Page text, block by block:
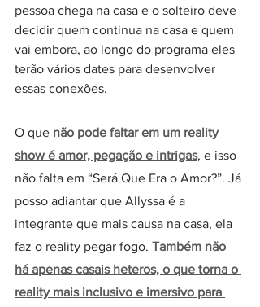
pessoa chega na casa e o solteiro deve
decidir quem continua na casa e quem
vai embora, ao longo do programa eles
terão vários dates para desenvolver
essas conexões.
O que não pode faltar em um reality
show é amor, pegação e intrigas, e isso
não falta em “Será Que Era o Amor?”. Já
posso adiantar que Allyssa é a
integrante que mais causa na casa, ela
faz o reality pegar fogo. Também não
há apenas casais heteros, o que torna o
reality mais inclusivo e imersivo para